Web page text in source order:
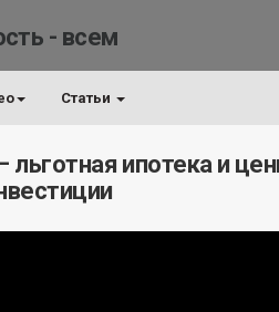
- всем
Статьи
льготная ипотека и